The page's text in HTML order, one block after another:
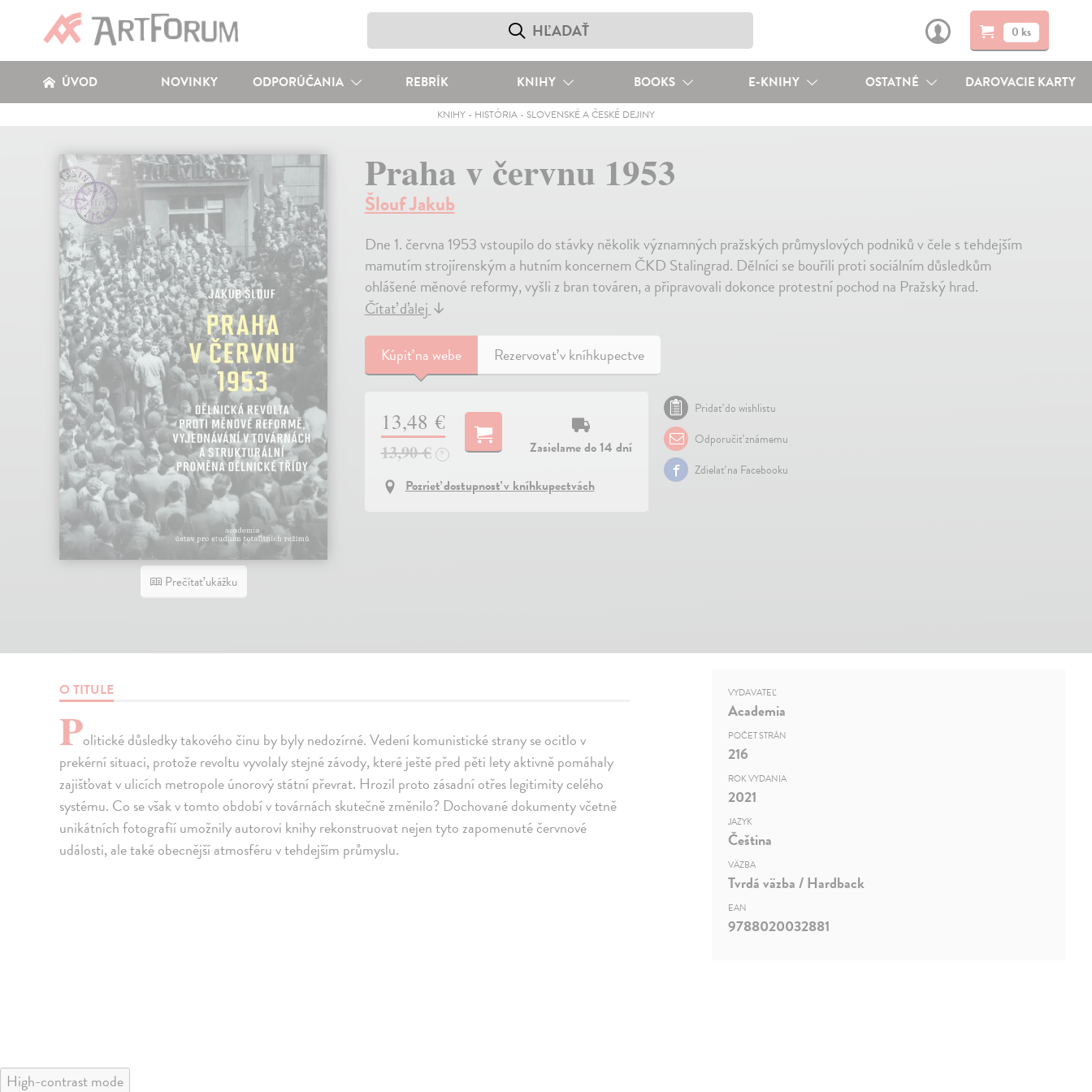
0 ks
ÚVOD NOVINKY ODPORÚČANIA REBRÍK KNIHY BOOKS E-KNIHY OSTATNÉ DAROVACIE KARTY
KNIHY- HISTÓRIA- SLOVENSKÉ A ČESKÉ DEJINY
Prečítať ukážku
Praha v červnu 1953
Šlouf Jakub
Dne 1. června 1953 vstoupilo do stávky několik významných pražských průmyslových podniků v čele s tehdejším
mamutím strojírenským a hutním koncernem ČKD Stalingrad. Dělníci se bouřili proti sociálním důsledkům
ohlášené měnové reformy, vyšli z bran továren, a připravovali dokonce protestní pochod na Pražský hrad.
Čítať ďalej↓
Kúpiťna webe Rezervovať v kníhkupectve
13,48 €
13,90 € ?
Zasielame do 14 dní
Pozrieť dostupnosť v kníhkupectvách
Pridať do wishlistu
Odporučiť známemu
Zdielať na Facebooku
O TITULE
Politické důsledky takového činu by byly nedozírné. Vedení komunistické strany se ocitlo v
prekérní situaci, protože revoltu vyvolaly stejné závody, které ještě před pěti lety aktivně pomáhaly
zajišťovat v ulicích metropole únorový státní převrat. Hrozil proto zásadní otřes legitimity celého
systému. Co se však v tomto období v továrnách skutečně změnilo? Dochované dokumenty včetně
unikátních fotografií umožnily autorovi knihy rekonstruovat nejen tyto zapomenuté červnové
události, ale také obecnější atmosféru v tehdejším průmyslu.
VYDAVATEĽ
Academia
POČET STRÁN
216
ROK VYDANIA
2021
JAZYK
Čeština
VÄZBA
Tvrdá väzba / Hardback
EAN
9788020032881
High-contrast mode